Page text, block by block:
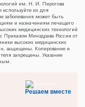
им. Н. И. Пирогова
их для
заболевания может быть
и назначениям лечащего
медицинских технологий
Приказом Минздрава России от
высоких медицинских
защищены. Копирование и
запрещены. Указание
Решаем вместе